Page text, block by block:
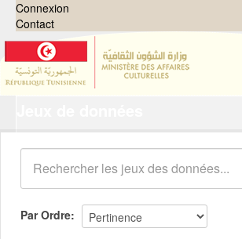
Connexion
Contact
Organisations
Groupes
Demandes 0
À propos
Par Ordre